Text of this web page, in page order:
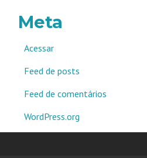
Meta
Acessar
Feed de posts
Feed de comentários
WordPress.org